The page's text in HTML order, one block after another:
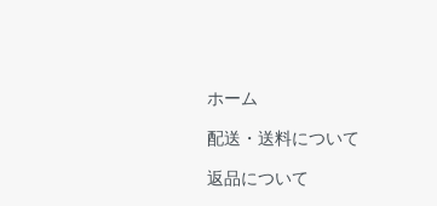
ホーム
配送・送料について
返品について